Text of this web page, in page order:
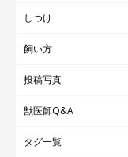
しつけ
飼い方
投稿写真
獣医師Q&A
タグ一覧